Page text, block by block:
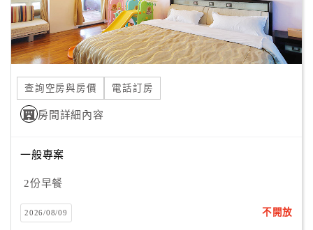
訂
單
管
理
員
查詢空房與房價 電話訂房
房間詳細內容
一般專案
2份早餐
2026/08/09 不開放